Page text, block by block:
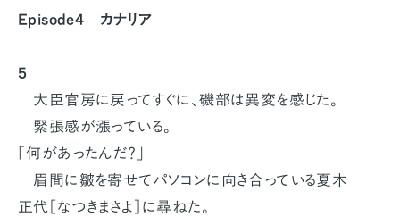
Episode4 カナリア
5
大臣官房に戻ってすぐに、磯部は異変を感じた。
緊張感が漲っている。
「何があったんだ？」
眉間に皺を寄せてパソコンに向き合っている夏木
正代［なつきまさよ］に尋ねた。